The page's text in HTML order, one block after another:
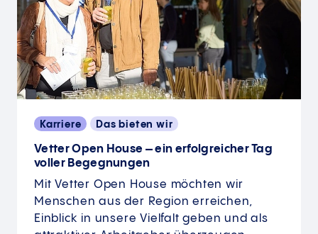
Karriere Das bieten wir
Vetter Open House – ein erfolgreicher Tag
voller Begegnungen
Mit Vetter Open House möchten wir
Menschen aus der Region erreichen,
Einblick in unsere Vielfalt geben und als